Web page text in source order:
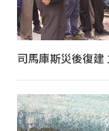
司馬庫斯災後復建